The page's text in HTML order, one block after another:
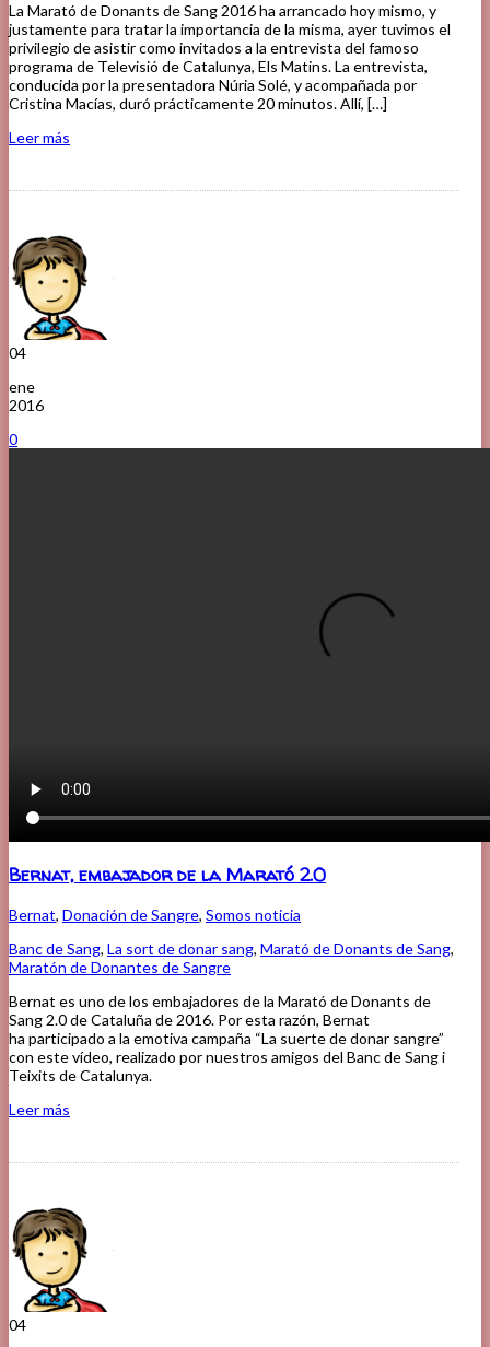
La Marató de Donants de Sang 2016 ha arrancado hoy mismo, y
justamente para tratar la importancia de la misma, ayer tuvimos el
privilegio de asistir como invitados a la entrevista del famoso
programa de Televisió de Catalunya, Els Matins. La entrevista,
conducida por la presentadora Núria Solé, y acompañada por
Cristina Macías, duró prácticamente 20 minutos. Allí, […]
Leer más
04
ene
2016
0
Bernat, embajador de la Marató 2.0
Bernat, Donación de Sangre, Somos noticia
Banc de Sang, La sort de donar sang, Marató de Donants de Sang,
Maratón de Donantes de Sangre
Bernat es uno de los embajadores de la Marató de Donants de
Sang 2.0 de Cataluña de 2016. Por esta razón, Bernat
ha participado a la emotiva campaña “La suerte de donar sangre”
con este vídeo, realizado por nuestros amigos del Banc de Sang i
Teixits de Catalunya.
Leer más
04